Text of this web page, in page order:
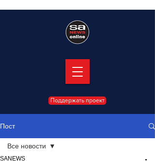
Поддержать проект
Пост
Все новости
SANEWS